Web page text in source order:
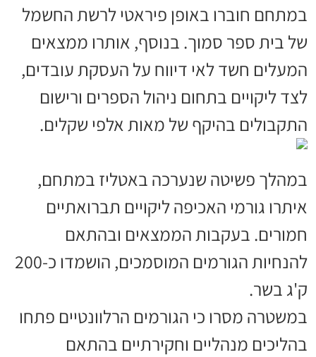
במתחם חוברו באופן פיראטי לרשת החשמל
של בית ספר סמוך. בנוסף, אותרו ממצאים
המעלים חשד לאי דיווח על העסקת עובדים,
לצד ליקויים בתחום ניהול הספרים ורישום
התקבולים בהיקף של מאות אלפי שקלים.
במהלך פשיטה שנערכה באטליז במתחם,
איתרו גורמי האכיפה ליקויים תברואתיים
חמורים. בעקבות הממצאים ובהתאם
להנחיות הגורמים המוסמכים, הושמדו כ-200
ק'ג בשר.
במשטרה מסרו כי הגורמים הרלוונטיים פתחו
בהליכים מנהליים וחקירתיים בהתאם